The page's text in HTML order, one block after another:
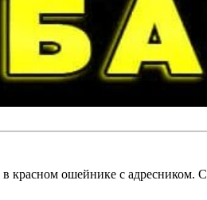
ошейнике с адресником.